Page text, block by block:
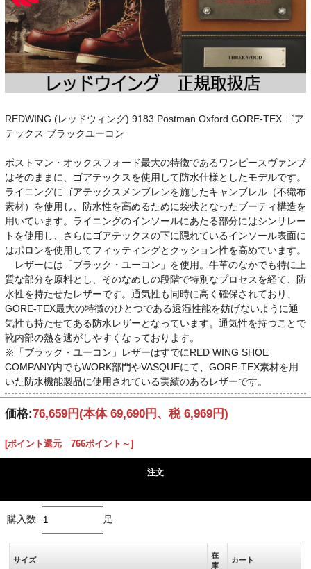
REDWING (レッドウィング) 9183 Postman Oxford GORE-TEX ゴア
テックス ブラックユーコン
ポストマン・オックスフォード最大の特徴であるワンピースヴァンプ
はそのままに、ゴアテックスを使用して防水仕様としたモデルです。
ライニングにゴアテックスメンブレンを施したキャンブレル（不織布
素材）を使用し、防水性を高めるために袋状となったブーティ構造を
用いています。ライニングのインソールにあたる部分にはシンサレー
トを使用し、さらにゴアテックスの下に隠れているインソール表面に
はポロンを使用してフィッティングとクッション性を高めています。
レザーには「ブラック・ユーコン」を使用。牛革のなかでも特に上
質な部分を原料とし、そのなめしの段階で特別なプロセスを経て、防
水性を持たせたレザーです。通気性も同時に高く確保されており、
GORE-TEX最大の特徴のひとつである透湿性能を妨げないように通
気性も持たせてある防水レザーとなっています。通気性を持つことで
靴内部の熱を逃がしやすくなっております。
※「ブラック・ユーコン」レザーはすでにRED WING SHOE
COMPANY内でもWORK部門やVASQUEにて、GORE-TEX素材を用
いた防水機能製品に使用されている実績のあるレザーです。
価格:76,659円(本体 69,690円、税 6,969円)
[ポイント還元 766ポイント～]
注文
購入数: 足
サイズ
在
庫
カート